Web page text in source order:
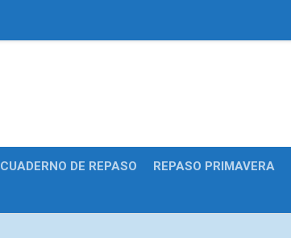
CUADERNO DE REPASO REPASO PRIMAVERA